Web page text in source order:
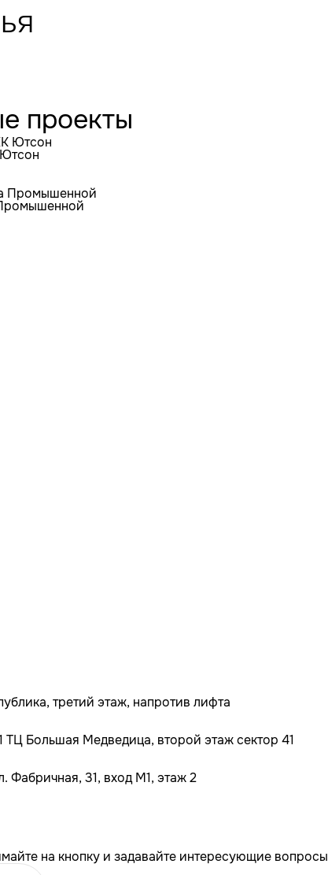
проекты
третий этаж, напротив лифта
ТЦ Большая Медведица, второй этаж сектор 41
Фабричная, 31, вход М1, этаж 2
на кнопку и задавайте интересующие вопросы